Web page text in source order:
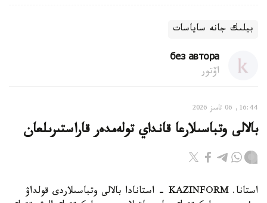
بيلىك جانە ساياسات
без автора
اۆتور
16:44, 06 تامىز 2026
بالالى وتباسىلارعا قانداي تولەمدەر قاراستىرىلعان
استانا. KAZINFORM - استانادا بالالى وتباسىلاردى قولداۋ